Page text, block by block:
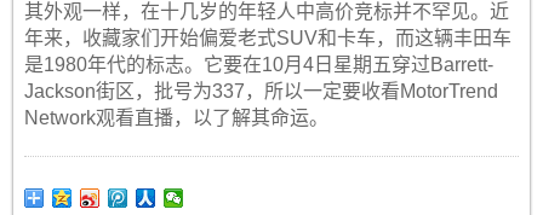
其外观一样，在十几岁的年轻人中高价竞标并不罕见。近
年来，收藏家们开始偏爱老式SUV和卡车，而这辆丰田车
是1980年代的标志。它要在10月4日星期五穿过Barrett-
Jackson街区，批号为337，所以一定要收看MotorTrend
Network观看直播，以了解其命运。